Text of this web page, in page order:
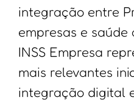
integração entre
empresas e saúde
INSS Empresa
mais relevantes
integração digital